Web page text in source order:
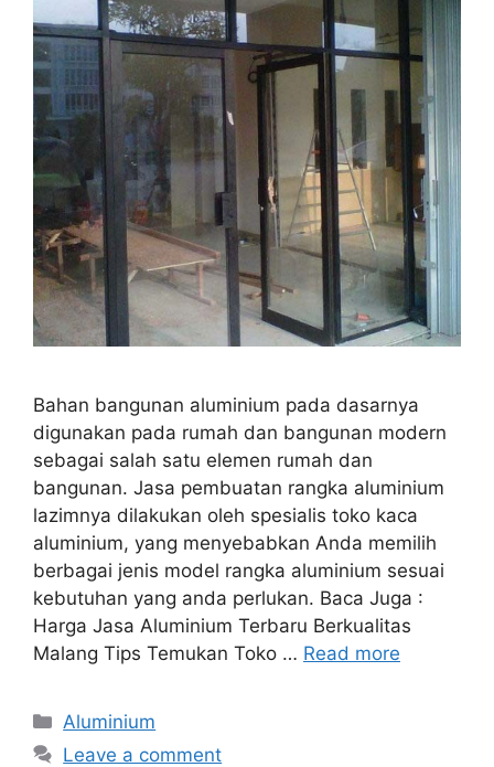
Bahan bangunan aluminium pada dasarnya
digunakan pada rumah dan bangunan modern
sebagai salah satu elemen rumah dan
bangunan. Jasa pembuatan rangka aluminium
lazimnya dilakukan oleh spesialis toko kaca
aluminium, yang menyebabkan Anda memilih
berbagai jenis model rangka aluminium sesuai
kebutuhan yang anda perlukan. Baca Juga :
Harga Jasa Aluminium Terbaru Berkualitas
Malang Tips Temukan Toko … Read more
Categories
Aluminium
Leave a comment